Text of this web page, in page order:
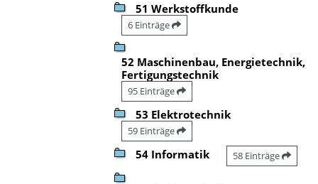
51 Werkstoffkunde
6 Einträge
52 Maschinenbau, Energietechnik,
Fertigungstechnik
95 Einträge
53 Elektrotechnik
59 Einträge
54 Informatik 58 Einträge